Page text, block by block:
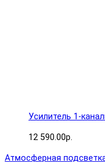
Усилитель 1-
12 590.00р.
Атмосферная